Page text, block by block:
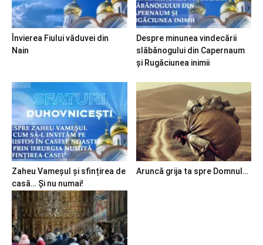
Învierea Fiului văduvei din
Nain
Despre minunea vindecării
slăbănogului din Capernaum
și Rugăciunea inimii
Zaheu Vameșul și sfințirea de
casă… Și nu numai!
Aruncă grija ta spre Domnul…